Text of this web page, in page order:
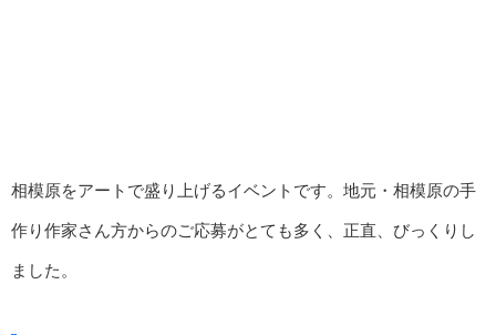
相模原をアートで盛り上げるイベントです。地元・相模原の手
作り作家さん方からのご応募がとても多く、正直、びっくりし
ました。